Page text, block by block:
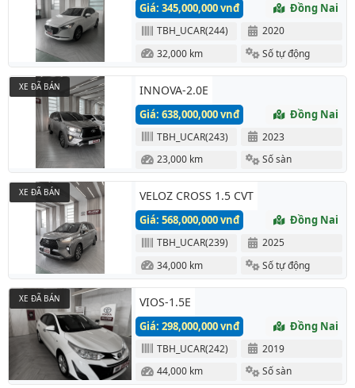
Giá: 345,000,000 vnđ Đồng Nai
TBH_UCAR(244)
2020
32,000 km
Số tự động
INNOVA-2.0E
Giá: 638,000,000 vnđ Đồng Nai
TBH_UCAR(243)
2023
23,000 km
Số sàn
XE ĐÃ BÁN
VELOZ CROSS 1.5 CVT
Giá: 568,000,000 vnđ Đồng Nai
TBH_UCAR(239)
2025
34,000 km
Số tự động
XE ĐÃ BÁN
VIOS-1.5E
Giá: 298,000,000 vnđ Đồng Nai
TBH_UCAR(242)
2019
44,000 km
Số sàn
XE ĐÃ BÁN